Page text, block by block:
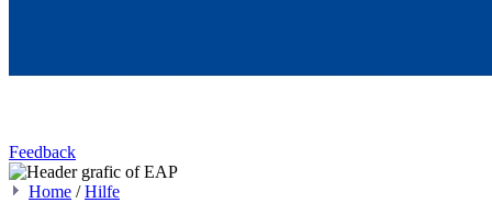
Feedback
Home /Hilfe